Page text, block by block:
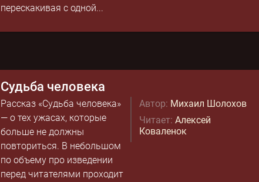
перескакивая с одной...
Судьба человека
Автор: Михаил Шолохов
Читает: Алексей
Коваленок
Рассказ «Судьба человека»
— о тех ужасах, которые
больше не должны
повториться. В небольшом
по объему про изведении
перед читателями проходит